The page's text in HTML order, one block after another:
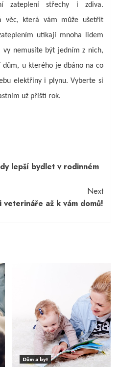
zateplení střechy i zdiva.
věc, která vám může ušetřit
utíkají mnoha lidem
vy nemusíte být jedním z nich,
u kterého je dbáno na co
elektřiny i plynu. Vyberte si
už příští rok.
lepší bydlet v rodinném
Next
až k vám domů!
Dům a byt